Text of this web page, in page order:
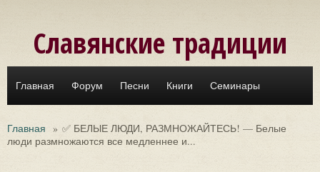
Славянские традиции
Главная Форум Песни Книги Семинары
Главная » ✅ БЕЛЫЕ ЛЮДИ, РАЗМНОЖАЙТЕСЬ! — Белые
люди размножаются все медленнее и...